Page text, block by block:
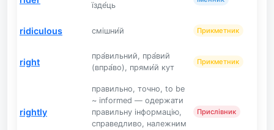
їзде́ць
ridiculous смішни́й Прикметник
right
пра́вильний, пра́вий
(впра́во), прями́й кут
Прикметник
rightly
правильно, точно, to be
~ informed — одержати
правильну інформацію,
справедливо, належним
Прислівник